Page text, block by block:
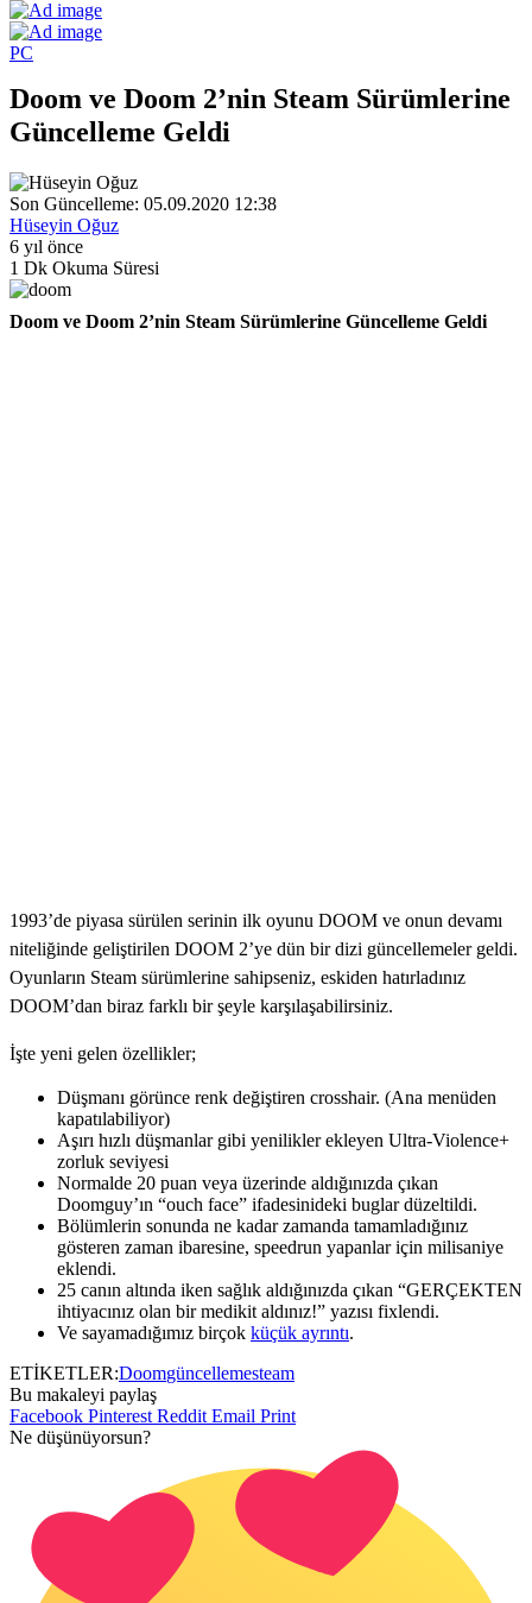
PC
Doom ve Doom 2’nin Steam Sürümlerine
Güncelleme Geldi
Son Güncelleme: 05.09.2020 12:38
Hüseyin Oğuz
6 yıl önce
1 Dk Okuma Süresi
Doom ve Doom 2’nin Steam Sürümlerine Güncelleme Geldi
1993’de piyasa sürülen serinin ilk oyunu DOOM ve onun devamı
niteliğinde geliştirilen DOOM 2’ye dün bir dizi güncellemeler geldi.
Oyunların Steam sürümlerine sahipseniz, eskiden hatırladınız
DOOM’dan biraz farklı bir şeyle karşılaşabilirsiniz.
İşte yeni gelen özellikler;
Düşmanı görünce renk değiştiren crosshair. (Ana menüden
kapatılabiliyor)
Aşırı hızlı düşmanlar gibi yenilikler ekleyen Ultra-Violence+
zorluk seviyesi
Normalde 20 puan veya üzerinde aldığınızda çıkan
Doomguy’ın “ouch face” ifadesinideki buglar düzeltildi.
Bölümlerin sonunda ne kadar zamanda tamamladığınız
gösteren zaman ibaresine, speedrun yapanlar için milisaniye
eklendi.
25 canın altında iken sağlık aldığınızda çıkan “GERÇEKTEN
ihtiyacınız olan bir medikit aldınız!” yazısı fixlendi.
Ve sayamadığımız birçok küçük ayrıntı.
ETİKETLER:Doomgüncellemesteam
Bu makaleyi paylaş
Facebook Pinterest Reddit Email Print
Ne düşünüyorsun?